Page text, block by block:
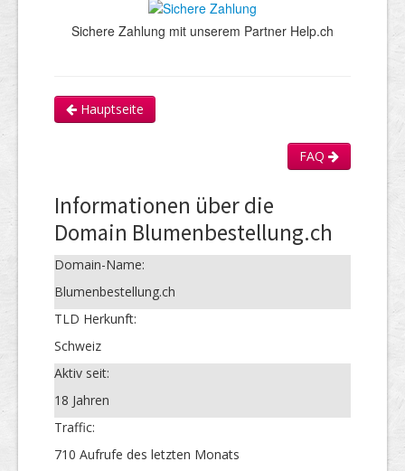
Sichere Zahlung mit unserem Partner Help.ch
Hauptseite
FAQ
Informationen über die
Domain Blumenbestellung.ch
Domain-Name:
Blumenbestellung.ch
TLD Herkunft:
Schweiz
Aktiv seit:
18 Jahren
Traffic:
710 Aufrufe des letzten Monats